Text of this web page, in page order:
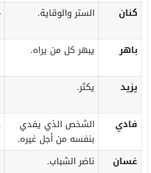
كنان
الستر والوقاية.
باهر
يبهر كل من يراه.
يزيد
يكثر.
فادي
الشخص الذي يفدي
بنفسه من أجل غيره.
غسان
ناضر الشباب.